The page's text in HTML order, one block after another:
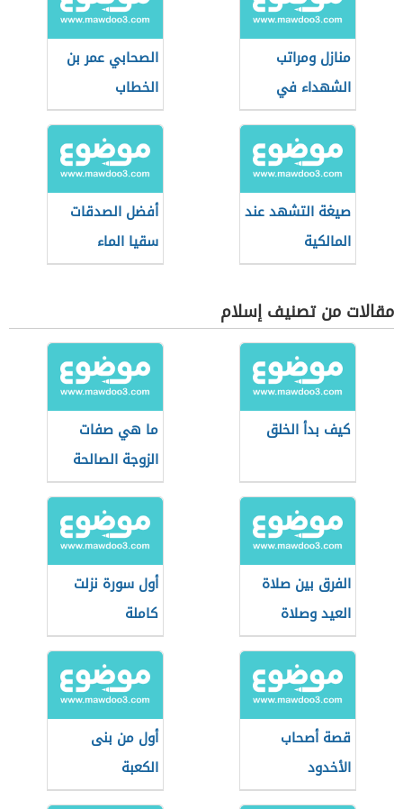
منازل ومراتب
الشهداء في
الجنة
الصحابي عمر بن
الخطاب
صيغة التشهد عند
المالكية
أفضل الصدقات
سقيا الماء
مقالات من تصنيف إسلام
كيف بدأ الخلق
ما هي صفات
الزوجة الصالحة
الفرق بين صلاة
العيد وصلاة
الجمعة
أول سورة نزلت
كاملة
قصة أصحاب
الأخدود
أول من بنى
الكعبة